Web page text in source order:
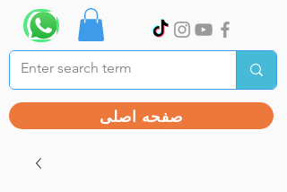
صفحه اصلی